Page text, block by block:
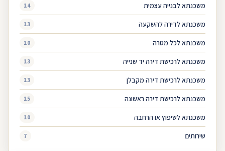
משכנתא לבנייה עצמית 14
משכנתא לדירה להשקעה 13
משכנתא לכל מטרה 10
משכנתא לרכישת דירה יד שנייה 13
משכנתא לרכישת דירה מקבלן 13
משכנתא לרכישת דירה ראשונה 15
משכנתא לשיפוץ או הרחבה 10
שירותים 7